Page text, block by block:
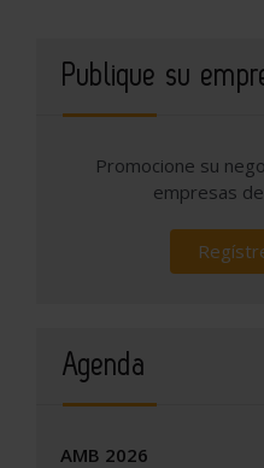
Publique su
Promocione su
empresas
Agenda
AMB 2026